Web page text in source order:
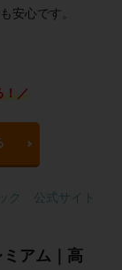
安心です。
！／
ク 公式サイト
アム｜高